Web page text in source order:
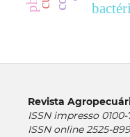
Revista
ISSN impresso 0100-
ISSN online 2525-